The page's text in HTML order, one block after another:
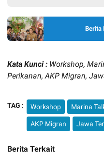
Berita
Kata Kunci : Workshop,
Perikanan, AKP Migran,
TAG : Workshop Marina
AKP Migran Jawa